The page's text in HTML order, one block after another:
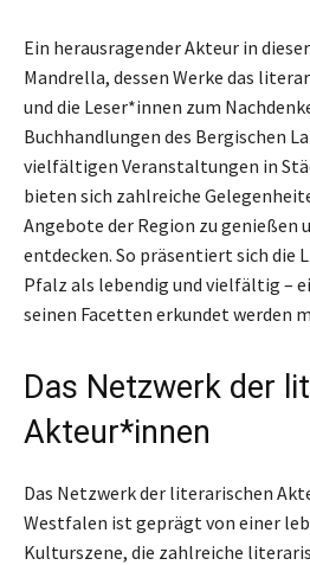
Ein herausragender Akteur in
Mandrella, dessen Werke das
und die Leser*innen zum
Buchhandlungen des Bergischen
vielfältigen Veranstaltungen in
bieten sich zahlreiche
Angebote der Region zu genießen
entdecken. So präsentiert sich die
Pfalz als lebendig und vielfältig –
seinen Facetten erkundet werden
Das Netzwerk der
Akteur*innen
Das Netzwerk der literarischen
Westfalen ist geprägt von einer
Kulturszene, die zahlreiche